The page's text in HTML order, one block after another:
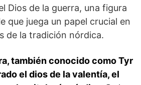
Dios de la guerra, una figura
que juega un papel crucial​ en
de la tradición nórdica.
también conocido ⁢como Tyr
el dios de la valentía, el